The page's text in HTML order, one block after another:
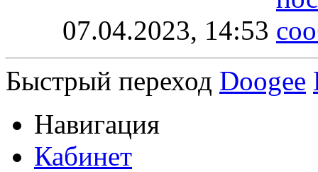
07.04.2023, 14:53
Быстрый переход Doogee
Навигация
Кабинет